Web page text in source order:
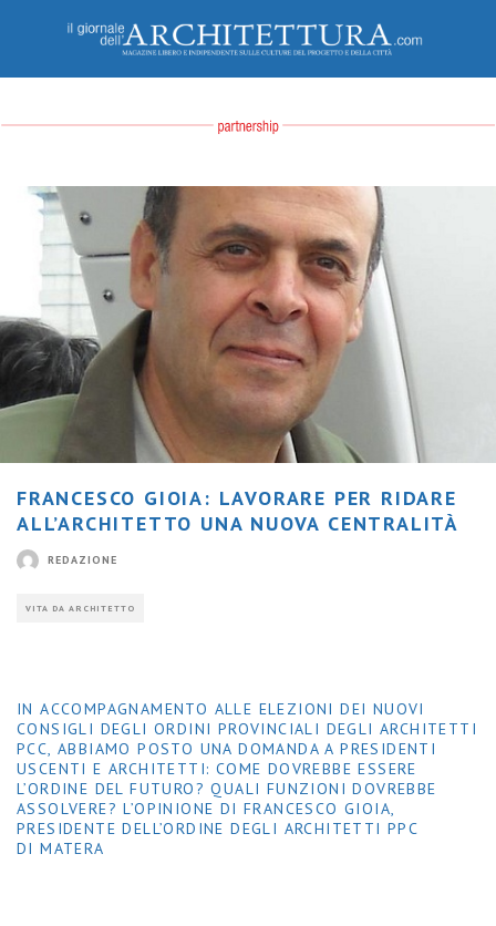
FRANCESCO GIOIA: LAVORARE PER RIDARE
ALL’ARCHITETTO UNA NUOVA CENTRALITÀ
REDAZIONE
VITA DA ARCHITETTO
IN ACCOMPAGNAMENTO ALLE ELEZIONI DEI NUOVI
CONSIGLI DEGLI ORDINI PROVINCIALI DEGLI ARCHITETTI
PCC, ABBIAMO POSTO UNA DOMANDA A PRESIDENTI
USCENTI E ARCHITETTI: COME DOVREBBE ESSERE
L’ORDINE DEL FUTURO? QUALI FUNZIONI DOVREBBE
ASSOLVERE? L’OPINIONE DI FRANCESCO GIOIA,
PRESIDENTE DELL’ORDINE DEGLI ARCHITETTI PPC
DI MATERA